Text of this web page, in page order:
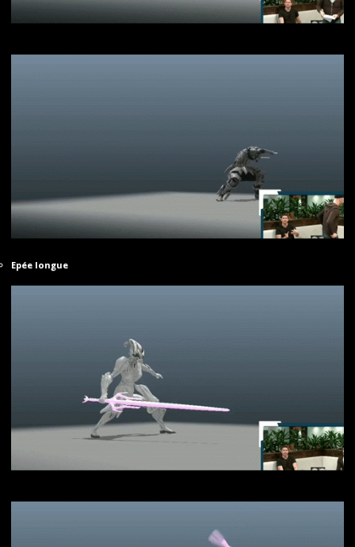
Epée longue